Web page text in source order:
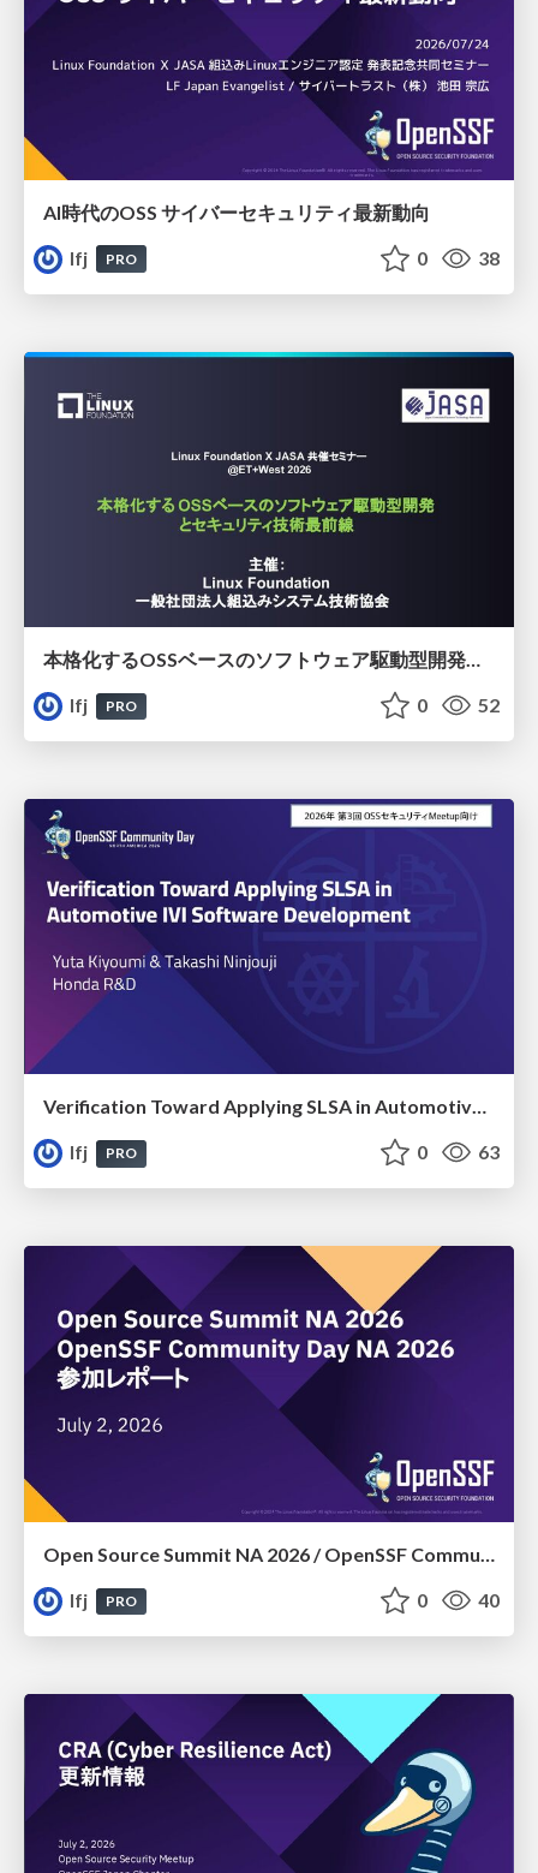
AI時代のOSS サイバーセキュリティ最新動向
lfj
PRO 0 38
本格化するOSSベースのソフトウェア駆動型開発とセキュリティ技術最前線​
lfj
PRO 0 52
Verification Toward Applying SLSA in Automotive IVI Software Development
lfj
PRO 0 63
Open Source Summit NA 2026​ /​ OpenSSF Community Day NA 2026 参加レポート
lfj
PRO 0 40